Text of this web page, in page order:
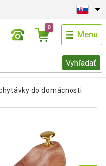
Vyhľadať
0
Menu
do domácnosti